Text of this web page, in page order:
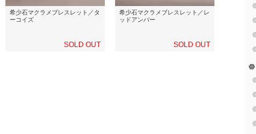
希少石マクラメブレスレット／タ
ーコイズ
SOLD OUT
希少石マクラメブレスレット／レ
ッドアンバー
SOLD OUT